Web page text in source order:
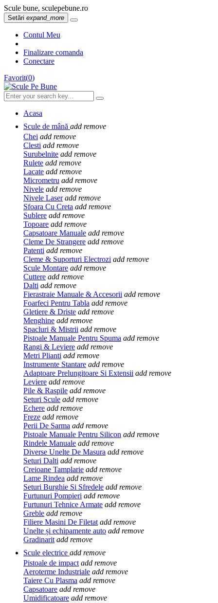
Scule bune, sculepebune.ro
Setări expand_more
Contul Meu
Finalizare comanda
Conectare
Favorit(0)
Acasa
Scule de mână add remove
Chei add remove
Clesti add remove
Surubelnite add remove
Rulete add remove
Lacate add remove
Micrometru add remove
Nivele add remove
Nivele Laser add remove
Sfoara Cu Creta add remove
Sublere add remove
Topoare add remove
Capsatoare Manuale add remove
Cleme De Strangere add remove
Patenti add remove
Cleme & Suporturi Electrozi add remove
Scule Montare add remove
Cuttere add remove
Dalti add remove
Fierastraie Manuale & Accesorii add remove
Foarfeci Pentru Tabla add remove
Gletiere & Driste add remove
Menghine add remove
Spacluri & Mistrii add remove
Pistoale Manuale Pentru Spuma add remove
Rangi & Leviere add remove
Metri Plianti add remove
Instrumente Stantare add remove
Adaptoare Prelungitoare Si Extensii add remove
Leviere add remove
Pile & Raspile add remove
Seturi Scule add remove
Echere add remove
Freze add remove
Perii De Sarma add remove
Pistoale Manuale Pentru Silicon add remove
Rindele Manuale add remove
Diverse Unelte De Masura add remove
Seturi Dalti add remove
Creioane Tamplarie add remove
Lame Rindea add remove
Seturi Burghie Si Sfredele add remove
Furtunuri Pompieri add remove
Furtunuri Tehnice Armate add remove
Greble add remove
Filiere Masini De Filetat add remove
Unelte și echipamente auto add remove
Gradinarit add remove
Scule electrice add remove
Pistoale de impact add remove
Aeroterme Industriale add remove
Taiere Cu Plasma add remove
Capsatoare add remove
Umidificatoare add remove